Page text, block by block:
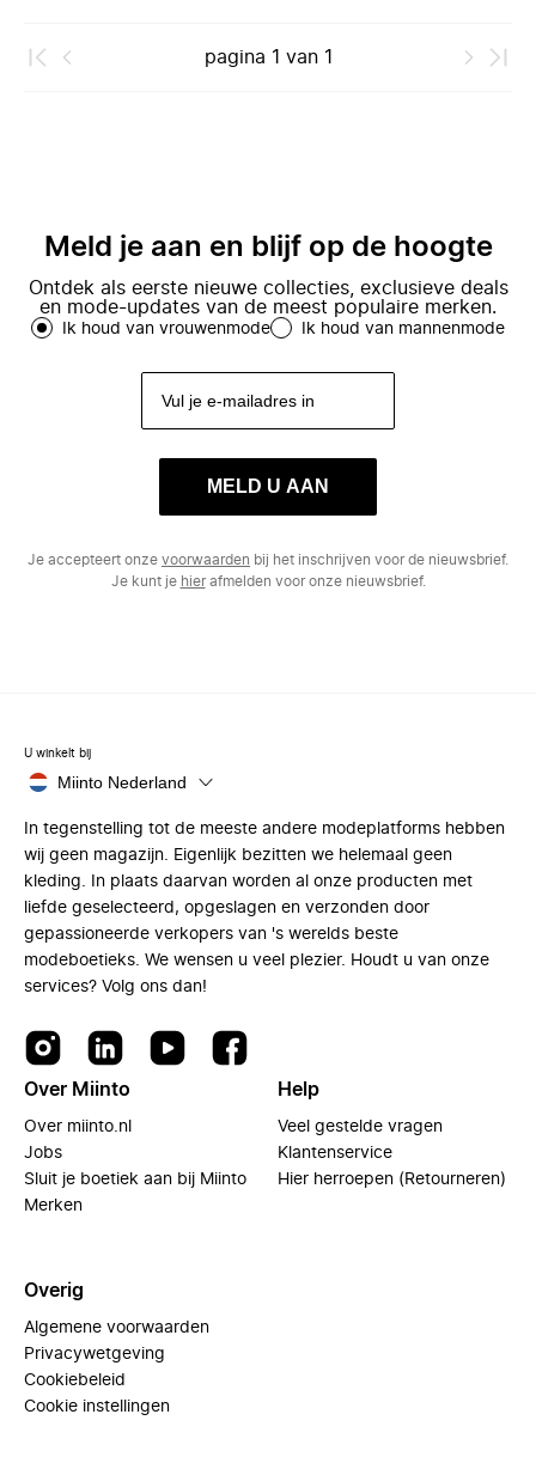
pagina 1 van 1
Meld je aan en blijf op de hoogte
Ontdek als eerste nieuwe collecties, exclusieve deals
en mode-updates van de meest populaire merken.
Ik houd van vrouwenmode Ik houd van mannenmode
MELD U AAN
Je accepteert onze voorwaarden bij het inschrijven voor de nieuwsbrief.
Je kunt je hierafmelden voor onze nieuwsbrief.
U winkelt bij
Miinto Nederland
In tegenstelling tot de meeste andere modeplatforms hebben
wij geen magazijn. Eigenlijk bezitten we helemaal geen
kleding. In plaats daarvan worden al onze producten met
liefde geselecteerd, opgeslagen en verzonden door
gepassioneerde verkopers van 's werelds beste
modeboetieks. We wensen u veel plezier. Houdt u van onze
services? Volg ons dan!
Over Miinto
Over miinto.nl
Jobs
Sluit je boetiek aan bij Miinto
Merken
Help
Veel gestelde vragen
Klantenservice
Hier herroepen (Retourneren)
Overig
Algemene voorwaarden
Privacywetgeving
Cookiebeleid
Cookie instellingen